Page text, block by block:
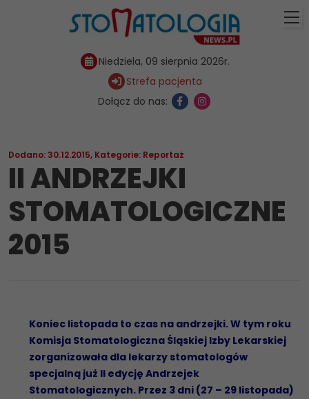
Niedziela, 09 sierpnia 2026r.
Strefa pacjenta
Dołącz do nas:
Dodano: 30.12.2015, Kategorie: Reportaż
II ANDRZEJKI
STOMATOLOGICZNE
2015
Koniec listopada to czas na andrzejki. W tym roku
Komisja Stomatologiczna Śląskiej Izby Lekarskiej
zorganizowała dla lekarzy stomatologów
specjalną już II edycję Andrzejek
Stomatologicznych. Przez 3 dni (27 – 29 listopada)